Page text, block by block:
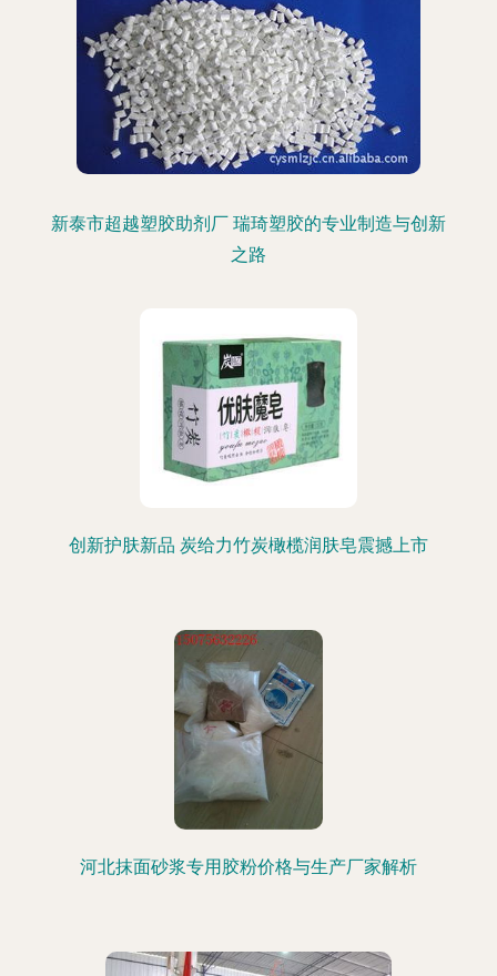
新泰市超越塑胶助剂厂 瑞琦塑胶的专业制造与创新
之路
创新护肤新品 炭给力竹炭橄榄润肤皂震撼上市
河北抹面砂浆专用胶粉价格与生产厂家解析